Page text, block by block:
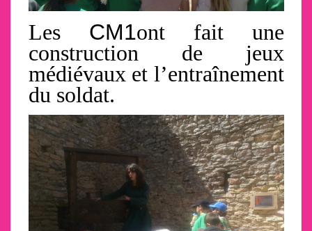
Les CM1ont fait une
construction de jeux
médiévaux et l’entraînement
du soldat.